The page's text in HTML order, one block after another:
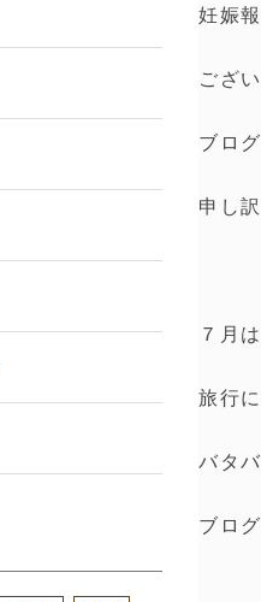
妊娠
ござ
ブロ
申し
７月
旅行
バタ
ブロ